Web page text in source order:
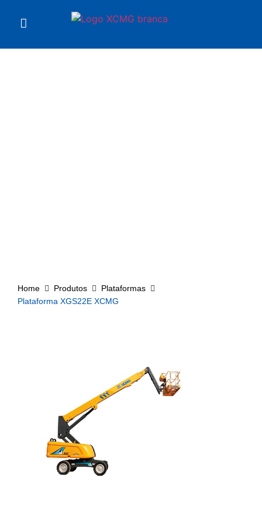
Home Produtos
Plataformas
Plataforma XGS22E XCMG